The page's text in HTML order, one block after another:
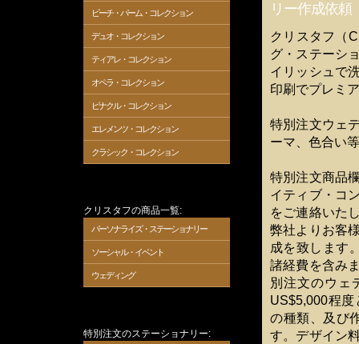
ビーチ・パーム・コレクション
デュオ・コレクション
ティアレ・コレクション
オペラ・コレクション
ピナクル・コレクション
エレメンツ・コレクション
クラシック・コレクション
クリスタフの商品一覧:
パーソナライズ・ステーショナリー
ソーシャル・イベント
ウェディング
特別注文のステーショナリー:
リー作成依頼
クリスタフ（
グ・ステーシ
イリッシュで
印刷でプレミ
特別注文ウェ
ーマ、色合い
特別注文商品
イティブ・コ
をご連絡いた
弊社よりお客
成を致します
諸経費を含み
別注文のウェ
US$5,000程
の種類、及び
す。デザイン